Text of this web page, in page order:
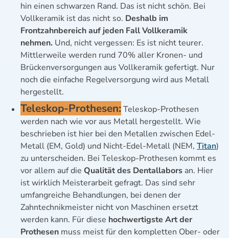
hin einen schwarzen Rand. Das ist nicht schön. Bei
Vollkeramik ist das nicht so. Deshalb im
Frontzahnbereich auf jeden Fall Vollkeramik
nehmen. Und, nicht vergessen: Es ist nicht teurer.
Mittlerweile werden rund 70% aller Kronen- und
Brückenversorgungen aus Vollkeramik gefertigt. Nur
noch die einfache Regelversorgung wird aus Metall
hergestellt.
Teleskop-Prothesen: Teleskop-Prothesen
werden nach wie vor aus Metall hergestellt. Wie
beschrieben ist hier bei den Metallen zwischen Edel-
Metall (EM, Gold) und Nicht-Edel-Metall (NEM, Titan)
zu unterscheiden. Bei Teleskop-Prothesen kommt es
vor allem auf die Qualität des Dentallabors an. Hier
ist wirklich Meisterarbeit gefragt. Das sind sehr
umfangreiche Behandlungen, bei denen der
Zahntechnikmeister nicht von Maschinen ersetzt
werden kann. Für diese hochwertigste Art der
Prothesen muss meist für den kompletten Ober- oder